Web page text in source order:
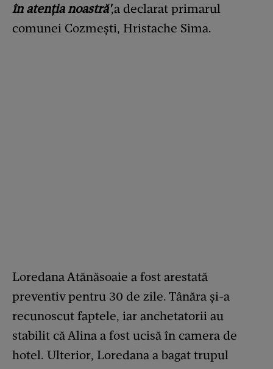
în atenția noastră',a declarat primarul
comunei Cozmești, Hristache Sima.
Loredana Atănăsoaie a fost arestată
preventiv pentru 30 de zile. Tânăra și-a
recunoscut faptele, iar anchetatorii au
stabilit că Alina a fost ucisă în camera de
hotel. Ulterior, Loredana a bagat trupul